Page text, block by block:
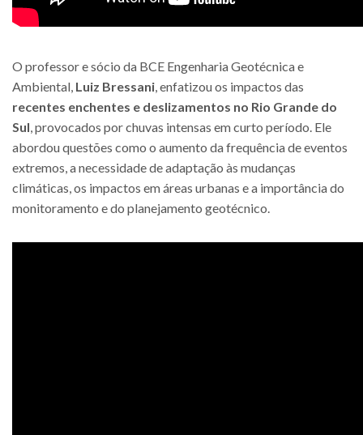
O professor e sócio da BCE Engenharia Geotécnica e
Ambiental, Luiz Bressani, enfatizou os impactos das
recentes enchentes e deslizamentos no Rio Grande do
Sul, provocados por chuvas intensas em curto período. Ele
abordou questões como o aumento da frequência de eventos
extremos, a necessidade de adaptação às mudanças
climáticas, os impactos em áreas urbanas e a importância do
monitoramento e do planejamento geotécnico.